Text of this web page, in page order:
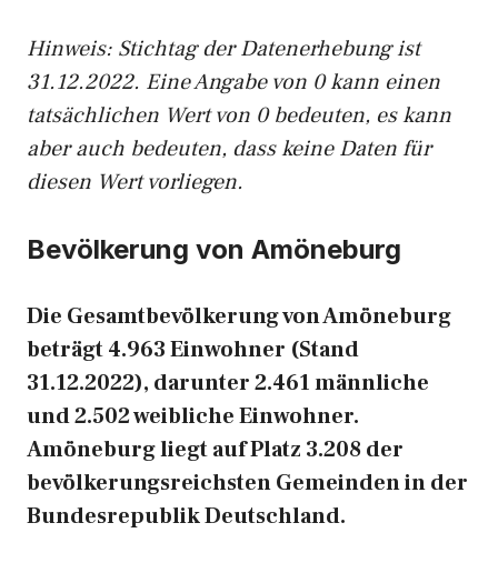
Hinweis: Stichtag der Datenerhebung ist
31.12.2022. Eine Angabe von 0 kann einen
tatsächlichen Wert von 0 bedeuten, es kann
aber auch bedeuten, dass keine Daten für
diesen Wert vorliegen.
Bevölkerung von Amöneburg
Die Gesamtbevölkerung von Amöneburg
beträgt 4.963 Einwohner (Stand
31.12.2022), darunter 2.461 männliche
und 2.502 weibliche Einwohner.
Amöneburg liegt auf Platz 3.208 der
bevölkerungsreichsten Gemeinden in der
Bundesrepublik Deutschland.